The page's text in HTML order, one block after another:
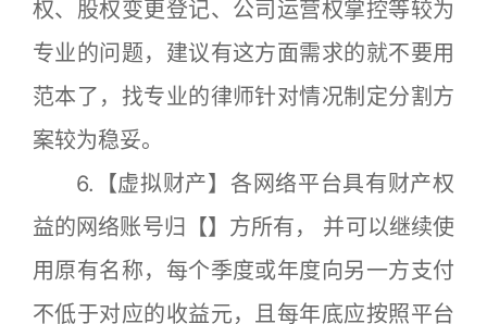
权、股权变更登记、公司运营权掌控等较为
专业的问题，建议有这方面需求的就不要用
范本了，找专业的律师针对情况制定分割方
案较为稳妥。
6.【虚拟财产】各网络平台具有财产权
益的网络账号归【】方所有， 并可以继续使
用原有名称，每个季度或年度向另一方支付
不低于对应的收益元，且每年底应按照平台